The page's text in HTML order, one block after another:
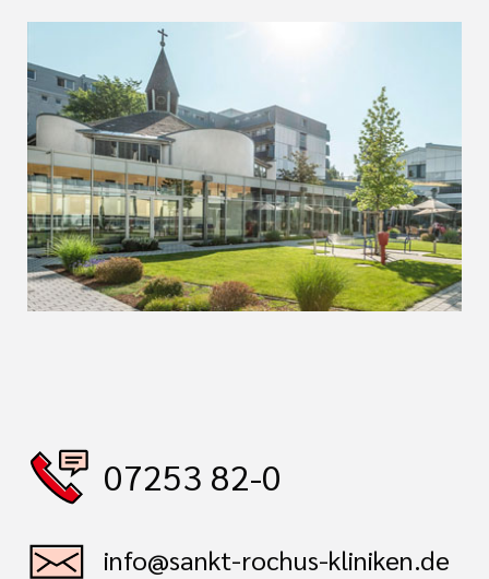
Fakten
07253 82-0
info@sankt-rochus-kliniken.de